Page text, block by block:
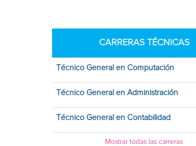
CARRERAS TÉCNICAS
Técnico General en Computación
Técnico General en Administración
Técnico General en Contabilidad
Mostrar todas las carreras